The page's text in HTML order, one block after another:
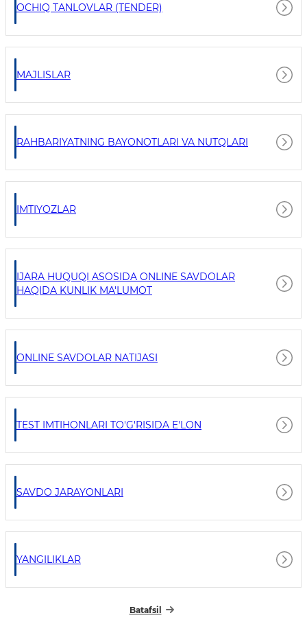
OCHIQ TANLOVLAR (TENDER)
MAJLISLAR
RAHBARIYATNING BAYONOTLARI VA NUTQLARI
IMTIYOZLAR
IJARA HUQUQI ASOSIDA ONLINE SAVDOLAR
HAQIDA KUNLIK MA'LUMOT
ONLINE SAVDOLAR NATIJASI
TEST IMTIHONLARI TO'G'RISIDA E'LON
SAVDO JARAYONLARI
YANGILIKLAR
Batafsil